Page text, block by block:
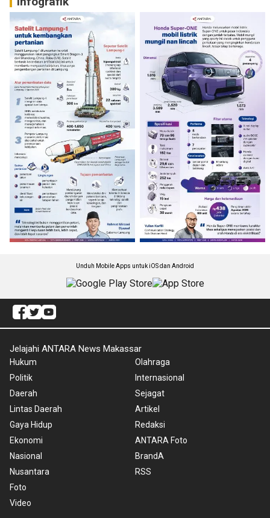
Unduh Mobile Apps untuk iOS dan Android
Jelajahi ANTARA News Makassar
Hukum
Politik
Daerah
Lintas Daerah
Gaya Hidup
Ekonomi
Nasional
Nusantara
Foto
Video
Olahraga
Internasional
Sejagat
Artikel
Redaksi
ANTARA Foto
BrandA
RSS